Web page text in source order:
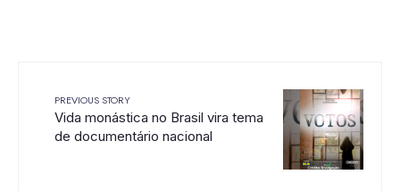
PREVIOUS STORY
Vida monástica no Brasil vira tema
de documentário nacional